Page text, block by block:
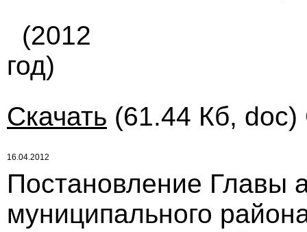
(2012
год)
Скачать (61.44 Кб, doc)
16.04.2012
Постановление Главы
муниципального